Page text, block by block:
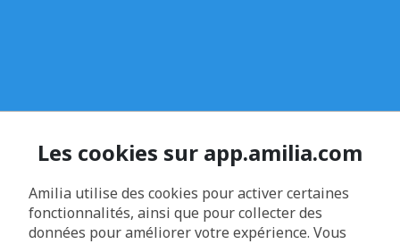
Les cookies sur app.amilia.com
Amilia utilise des cookies pour activer certaines
fonctionnalités, ainsi que pour collecter des
données pour améliorer votre expérience. Vous